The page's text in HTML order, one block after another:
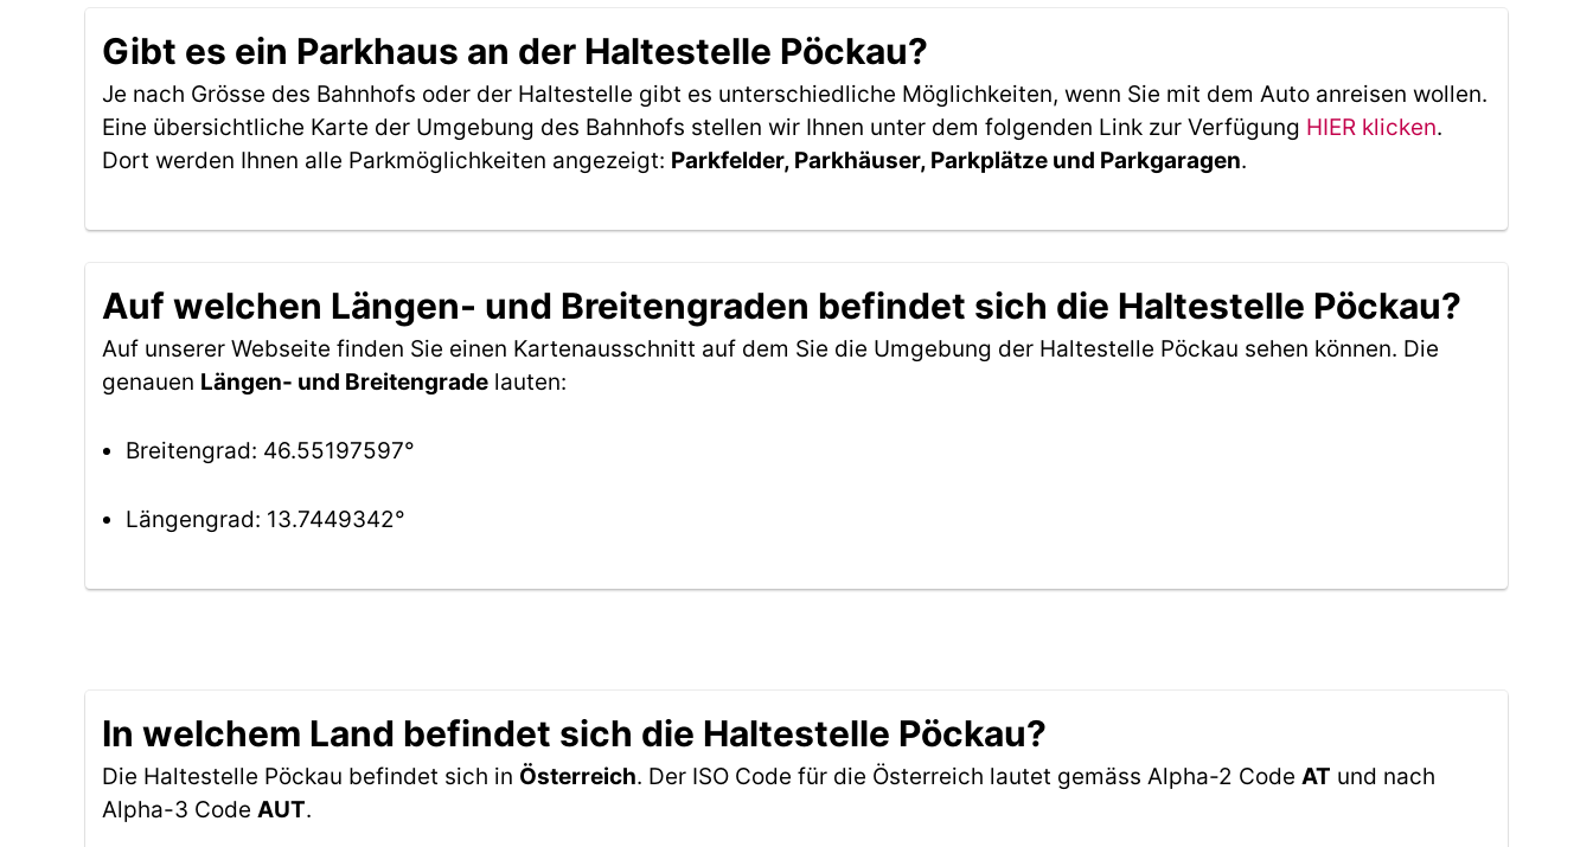
Gibt es ein Parkhaus an der Haltestelle Pöckau?
Je nach Grösse des Bahnhofs oder der Haltestelle gibt es unterschiedliche Möglichkeiten, wenn Sie mit dem Auto anreisen wollen.
Eine übersichtliche Karte der Umgebung des Bahnhofs stellen wir Ihnen unter dem folgenden Link zur Verfügung HIER klicken.
Dort werden Ihnen alle Parkmöglichkeiten angezeigt: Parkfelder, Parkhäuser, Parkplätze und Parkgaragen.
Auf welchen Längen- und Breitengraden befindet sich die Haltestelle Pöckau?
Auf unserer Webseite finden Sie einen Kartenausschnitt auf dem Sie die Umgebung der Haltestelle Pöckau sehen können. Die
genauen Längen- und Breitengrade lauten:
Breitengrad: 46.55197597°
Längengrad: 13.7449342°
In welchem Land befindet sich die Haltestelle Pöckau?
Die Haltestelle Pöckau befindet sich in Österreich. Der ISO Code für die Österreich lautet gemäss Alpha-2 Code AT und nach
Alpha-3 Code AUT.